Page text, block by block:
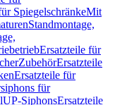
SpiegelschränkeMit
Standmontage,
Ersatzteile für
ZubehörErsatzteile
Ersatzteile für
für
UP-SiphonsErsatzteile